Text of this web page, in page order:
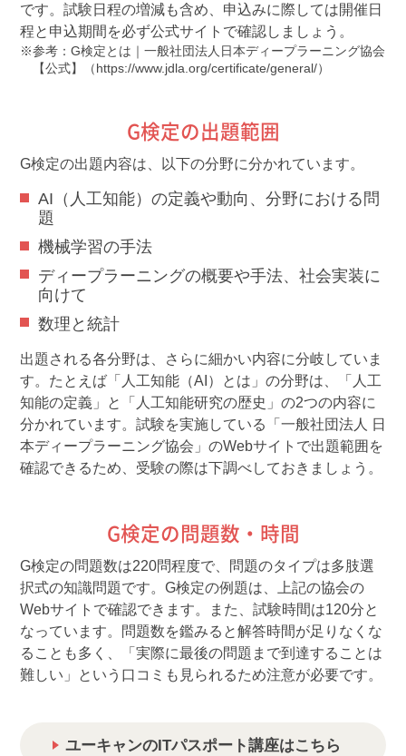
です。試験日程の増減も含め、申込みに際しては開催日
程と申込期間を必ず公式サイトで確認しましょう。
参考：G検定とは｜一般社団法人日本ディープラーニング協会
【公式】（https://www.jdla.org/certificate/general/）
G検定の出題範囲
G検定の出題内容は、以下の分野に分かれています。
AI（人工知能）の定義や動向、分野における問
題
機械学習の手法
ディープラーニングの概要や手法、社会実装に
向けて
数理と統計
出題される各分野は、さらに細かい内容に分岐していま
す。たとえば「人工知能（AI）とは」の分野は、「人工
知能の定義」と「人工知能研究の歴史」の2つの内容に
分かれています。試験を実施している「一般社団法人 日
本ディープラーニング協会」のWebサイトで出題範囲を
確認できるため、受験の際は下調べしておきましょう。
G検定の問題数・時間
G検定の問題数は220問程度で、問題のタイプは多肢選
択式の知識問題です。G検定の例題は、上記の協会の
Webサイトで確認できます。また、試験時間は120分と
なっています。問題数を鑑みると解答時間が足りなくな
ることも多く、「実際に最後の問題まで到達することは
難しい」という口コミも見られるため注意が必要です。
ユーキャンのITパスポート講座はこちら